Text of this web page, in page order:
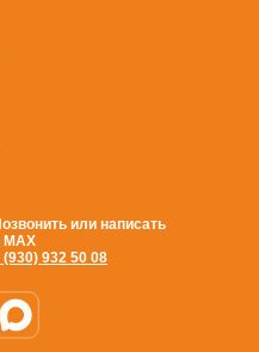
или написать
MAX
(930) 932 50 08